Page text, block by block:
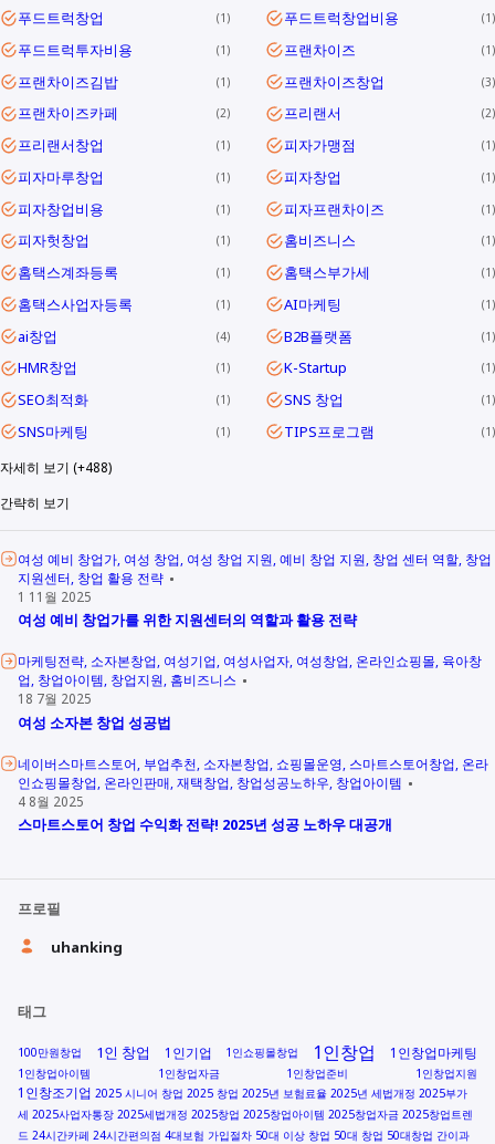
푸드트럭창업 1 푸드트럭창업비용 1
푸드트럭투자비용 1 프랜차이즈 1
프랜차이즈김밥 1 프랜차이즈창업 3
프랜차이즈카페 2 프리랜서 2
프리랜서창업 1 피자가맹점 1
피자마루창업 1 피자창업 1
피자창업비용 1 피자프랜차이즈 1
피자헛창업 1 홈비즈니스 1
홈택스계좌등록 1 홈택스부가세 1
홈택스사업자등록 1 AI마케팅 1
ai창업 4 B2B플랫폼 1
HMR창업 1 K-Startup 1
SEO최적화 1 SNS 창업 1
SNS마케팅 1 TIPS프로그램 1
자세히 보기 (+488)
간략히 보기
여성 예비 창업가 여성 창업 여성 창업 지원 예비 창업 지원 창업 센터 역할 창업
지원센터 창업 활용 전략
1 11월 2025
여성 예비 창업가를 위한 지원센터의 역할과 활용 전략
마케팅전략 소자본창업 여성기업 여성사업자 여성창업 온라인쇼핑몰 육아창
업 창업아이템 창업지원 홈비즈니스
18 7월 2025
여성 소자본 창업 성공법
네이버스마트스토어 부업추천 소자본창업 쇼핑몰운영 스마트스토어창업 온라
인쇼핑몰창업 온라인판매 재택창업 창업성공노하우 창업아이템
4 8월 2025
스마트스토어 창업 수익화 전략! 2025년 성공 노하우 대공개
프로필
uhanking
태그
100만원창업 1인 창업 1인기업 1인쇼핑몰창업 1인창업 1인창업마케팅
1인창업아이템 1인창업자금 1인창업준비 1인창업지원
1인창조기업 2025 시니어 창업 2025 창업 2025년 보험료율 2025년 세법개정 2025부가
세 2025사업자통장 2025세법개정 2025창업 2025창업아이템 2025창업자금 2025창업트렌
드 24시간카페 24시간편의점 4대보험 가입절차 50대 이상 창업 50대 창업 50대창업 간이과